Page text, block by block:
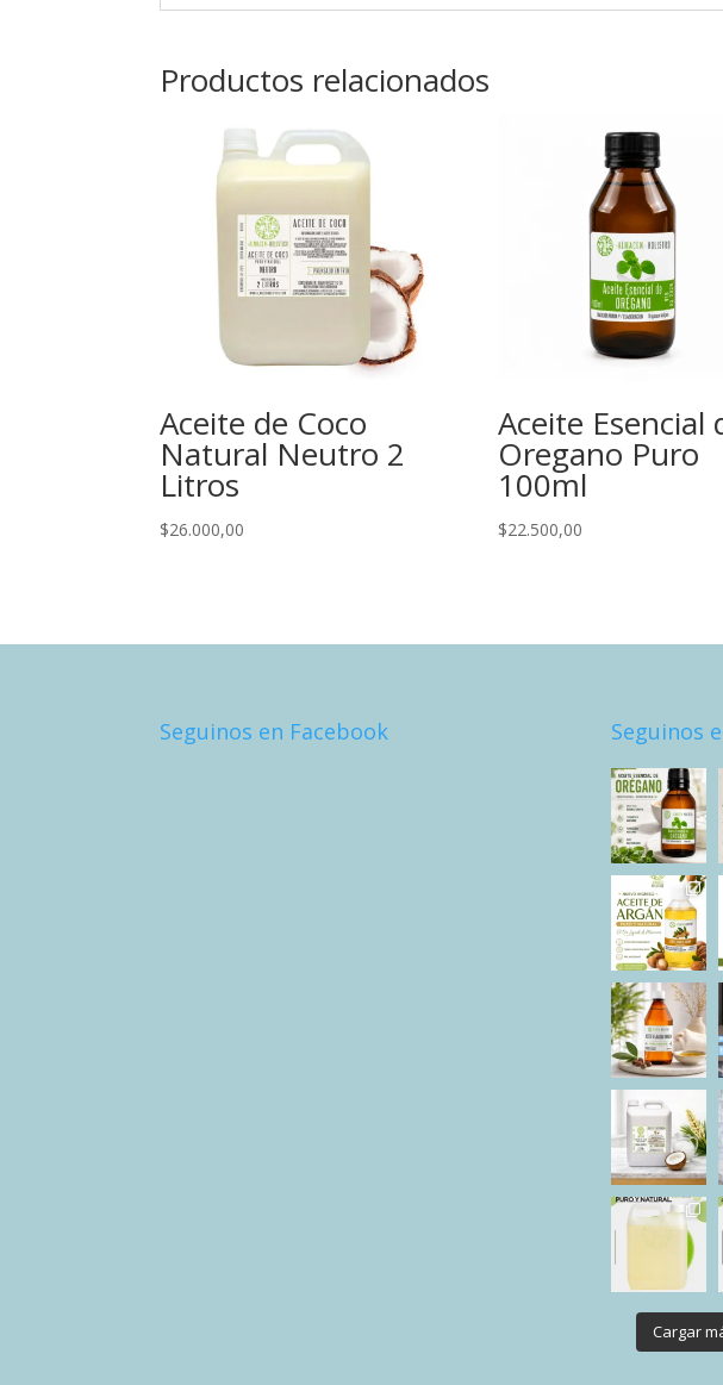
Productos relacionados
Aceite de Coco
Natural Neutro 2
Litros
$26.000,00
Aceite Esencial
Oregano Puro
100ml
$22.500,00
Seguinos en Facebook Seguinos
Cargar